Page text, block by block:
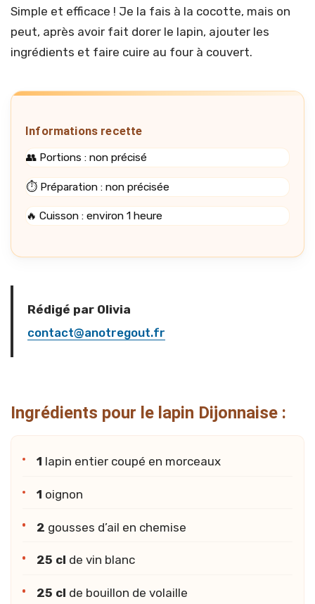
Simple et efficace ! Je la fais à la cocotte, mais on
peut, après avoir fait dorer le lapin, ajouter les
ingrédients et faire cuire au four à couvert.
Informations recette
👥 Portions : non précisé
⏱️ Préparation : non précisée
🔥 Cuisson : environ 1 heure
Rédigé par Olivia
contact@anotregout.fr
Ingrédients pour le lapin Dijonnaise :
1 lapin entier coupé en morceaux
1 oignon
2 gousses d’ail en chemise
25 cl de vin blanc
25 cl de bouillon de volaille